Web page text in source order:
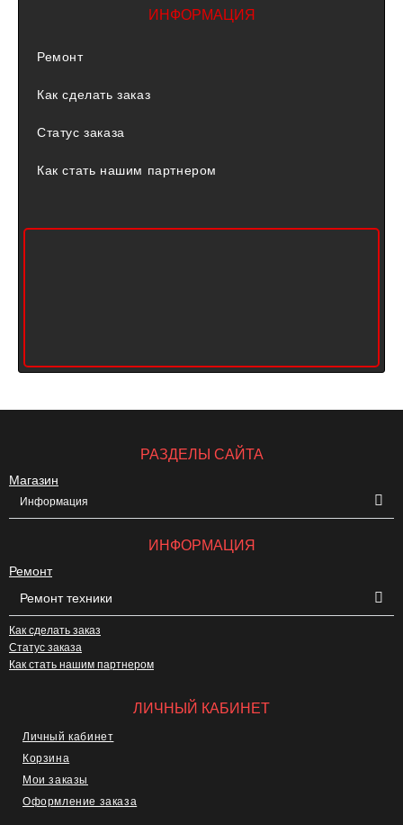
ИНФОРМАЦИЯ
Ремонт
Как сделать заказ
Статус заказа
Как стать нашим партнером
РАЗДЕЛЫ САЙТА
Магазин
Информация
ИНФОРМАЦИЯ
Ремонт
Ремонт техники
Как сделать заказ
Статус заказа
Как стать нашим партнером
ЛИЧНЫЙ КАБИНЕТ
Личный кабинет
Корзина
Мои заказы
Оформление заказа